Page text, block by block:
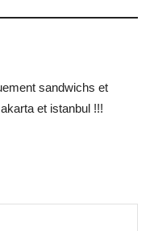
sandwichs et
et istanbul !!!